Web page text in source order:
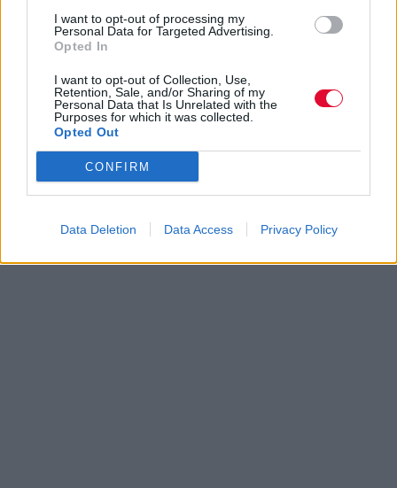
I want to opt-out of processing my
Personal Data for Targeted Advertising.
Opted In
I want to opt-out of Collection, Use,
Retention, Sale, and/or Sharing of my
Personal Data that Is Unrelated with the
Purposes for which it was collected.
Opted Out
CONFIRM
Data Deletion Data Access Privacy Policy